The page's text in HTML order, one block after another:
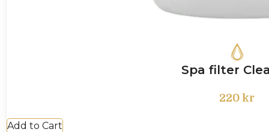
Spa filter
220 kr
Add to Cart